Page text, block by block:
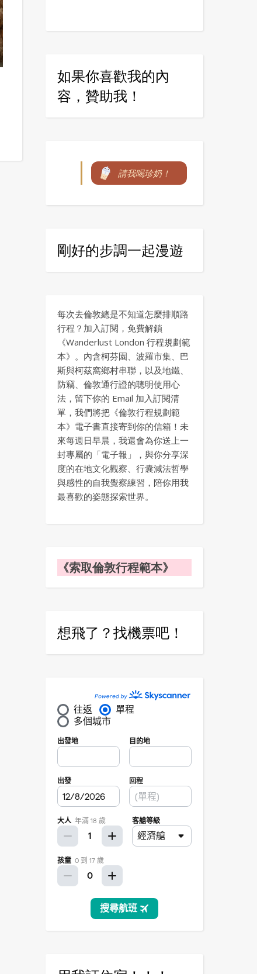
如果你喜歡我的內
容，贊助我！
請我喝珍奶！
剛好的步調一起漫遊
每次去倫敦總是不知道怎麼排順路
行程？加入訂閱，免費解鎖
《Wanderlust London 行程規劃範
本》。內含柯芬園、波羅市集、巴
斯與柯茲窩鄉村串聯，以及地鐵、
防竊、倫敦通行證的聰明使用心
法，留下你的 Email 加入訂閱清
單，我們將把《倫敦行程規劃範
本》電子書直接寄到你的信箱！未
來每週日早晨，我還會為你送上一
封專屬的「電子報」，與你分享深
度的在地文化觀察、行囊減法哲學
與感性的自我覺察練習，陪你用我
最喜歡的姿態探索世界。
《索取倫敦行程範本》
想飛了？找機票吧！